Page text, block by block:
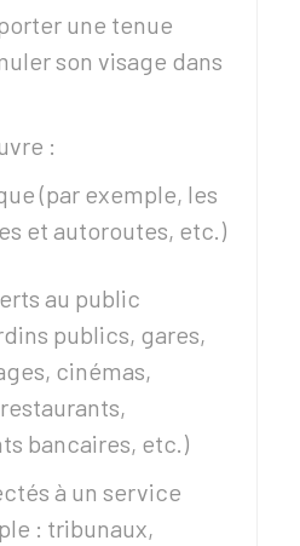
une tenue
son visage dans
:
(par exemple, les
et autoroutes, etc.)
au public
publics, gares,
cinémas,
bancaires, etc.)
à un service
: tribunaux,